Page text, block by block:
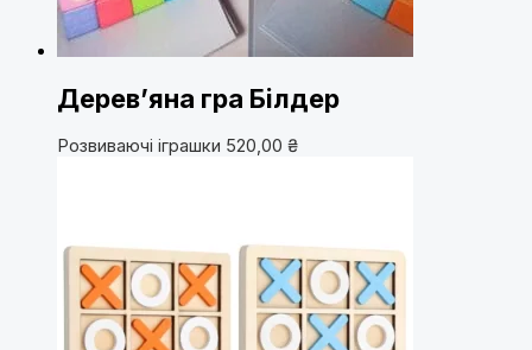
Дерев’яна гра Білдер
Розвиваючі іграшки 520,00 ₴